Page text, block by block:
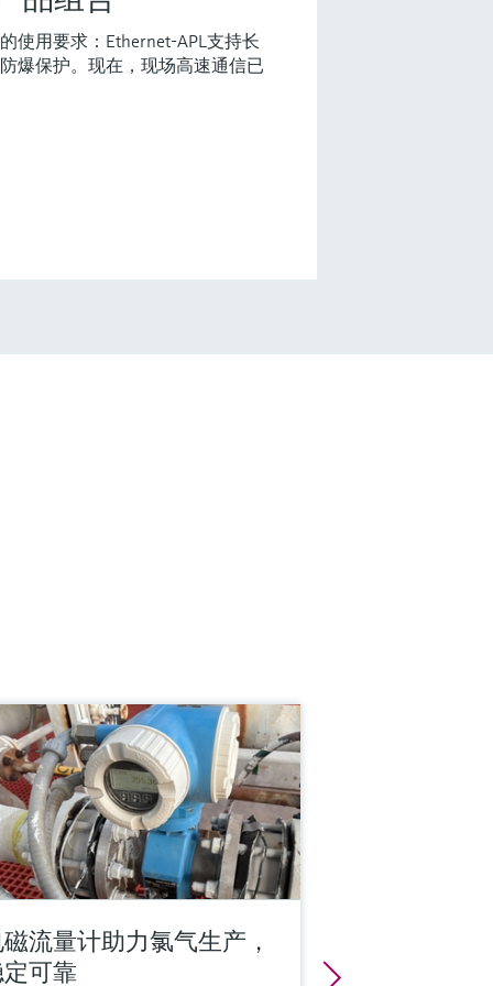
使用要求：Ethernet-APL支持长
爆保护。现在，现场高速通信已
流量计助力氯气生产，
可靠